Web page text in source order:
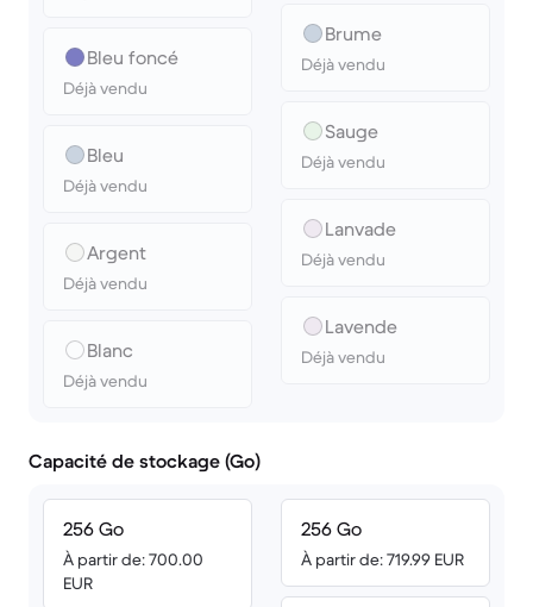
Bleu foncé
Déjà vendu
Bleu
Déjà vendu
Argent
Déjà vendu
Blanc
Déjà vendu
Brume
Déjà vendu
Sauge
Déjà vendu
Lanvade
Déjà vendu
Lavende
Déjà vendu
Capacité de stockage (Go)
256 Go
À partir de: 700.00
EUR
256 Go
À partir de: 719.99 EUR